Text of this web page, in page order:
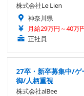
株式会社Le Lien
神奈川県
月給29万円～40万
正社員
27卒・新卒募集中/
御/人柄重視
株式会社alBee